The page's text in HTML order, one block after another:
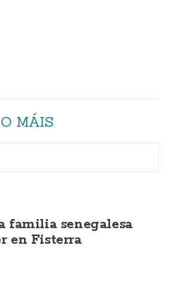
O MÁIS
familia senegalesa
en Fisterra